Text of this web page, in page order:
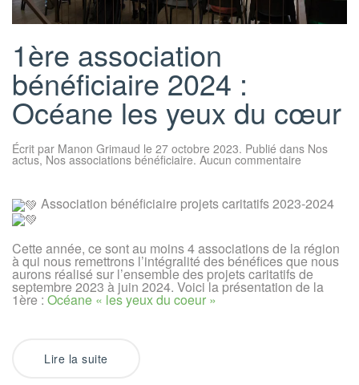
1ère association
bénéficiaire 2024 :
Océane les yeux du cœur
Écrit par Manon Grimaud le 27 octobre 2023. Publié dans Nos
actus, Nos associations bénéficiaire. Aucun commentaire
2024
yeux
du
cœur
Association bénéficiaire projets caritatifs 2023-2024
Cette année, ce sont au moins 4 associations de la région
à qui nous remettrons l’intégralité des bénéfices que nous
aurons réalisé sur l’ensemble des projets caritatifs de
septembre 2023 à juin 2024. Voici la présentation de la
1ère : Océane « les yeux du coeur »
Lire la suite